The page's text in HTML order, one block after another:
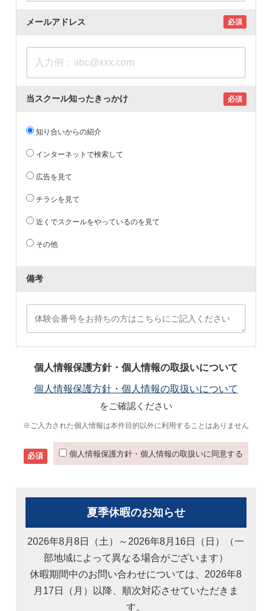
メールアドレス 必須
当スクール知ったきっかけ 必須
知り合いからの紹介
インターネットで検索して
広告を見て
チラシを見て
近くでスクールをやっているのを見て
その他
備考
個人情報保護方針・個人情報の取扱いについて
個人情報保護方針・個人情報の取扱いについて
をご確認ください
※ご入力された個人情報は本件目的以外に利用することはありません
必須 個人情報保護方針・個人情報の取扱いに同意する
夏季休暇のお知らせ
2026年8月8日（土）～2026年8月16日（日）（一
部地域によって異なる場合がございます）
休暇期間中のお問い合わせについては、2026年8
月17日（月）以降、順次対応させていただきま
す。